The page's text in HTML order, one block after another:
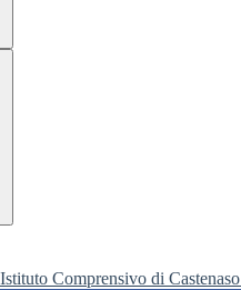
Istituto Comprensivo di Castenaso